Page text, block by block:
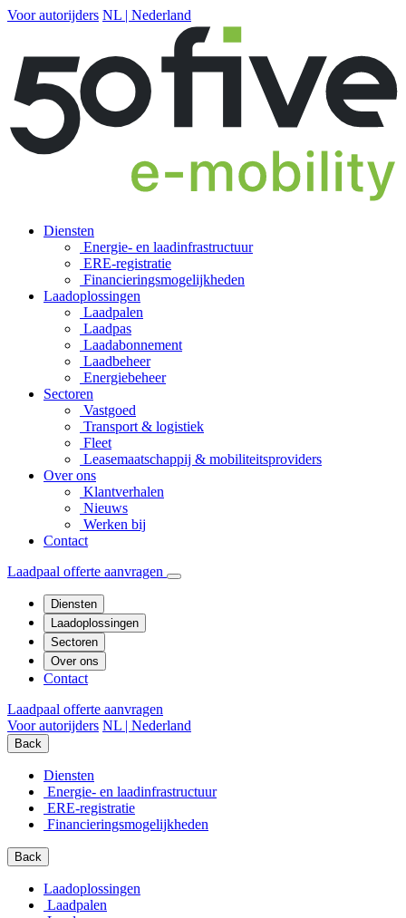
Voor autorijders NL | Nederland
Diensten
Energie- en laadinfrastructuur
ERE-registratie
Financierings­mogelijkheden
Laadoplossingen
Laadpalen
Laadpas
Laadabonnement
Laadbeheer
Energiebeheer
Sectoren
Vastgoed
Transport & logistiek
Fleet
Leasemaatschappij & mobiliteitsproviders
Over ons
Klantverhalen
Nieuws
Werken bij
Contact
Laadpaal offerte aanvragen
Diensten
Laadoplossingen
Sectoren
Over ons
Contact
Laadpaal offerte aanvragen
Voor autorijders NL | Nederland
Back
Diensten
Energie- en laadinfrastructuur
ERE-registratie
Financierings­mogelijkheden
Back
Laadoplossingen
Laadpalen